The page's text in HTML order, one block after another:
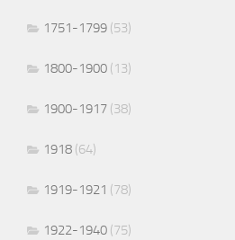
1751-1799 (53)
1800-1900 (13)
1900-1917 (38)
1918 (64)
1919-1921 (78)
1922-1940 (75)